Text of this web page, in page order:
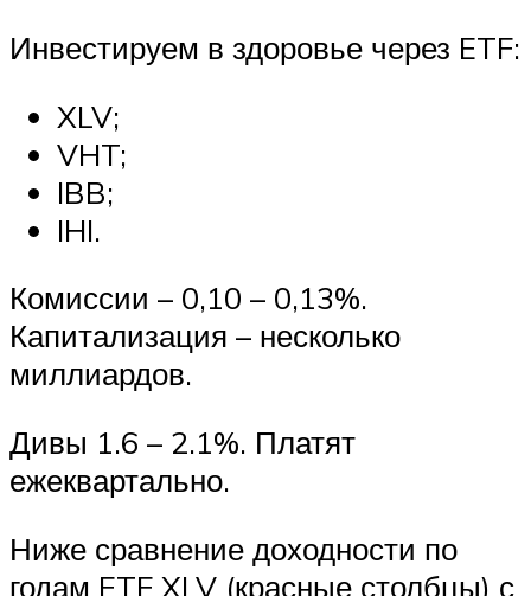
Инвестируем в здоровье через ETF:
XLV;
VHT;
IBB;
IHI.
Комиссии – 0,10 – 0,13%.
Капитализация – несколько
миллиардов.
Дивы 1.6 – 2.1%. Платят
ежеквартально.
Ниже сравнение доходности по
годам ETF XLV (красные столбцы) с